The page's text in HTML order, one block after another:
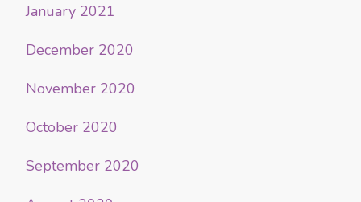
January 2021
December 2020
November 2020
October 2020
September 2020